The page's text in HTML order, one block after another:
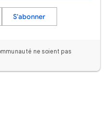
S'abonner
ne soient pas